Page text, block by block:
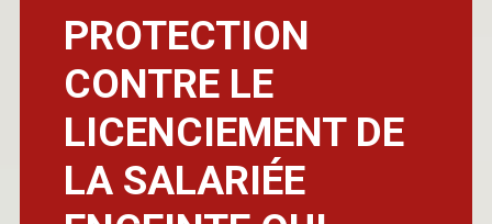
PROTECTION
CONTRE LE
LICENCIEMENT DE
LA SALARIÉE